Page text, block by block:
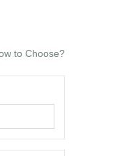
)
to Choose?